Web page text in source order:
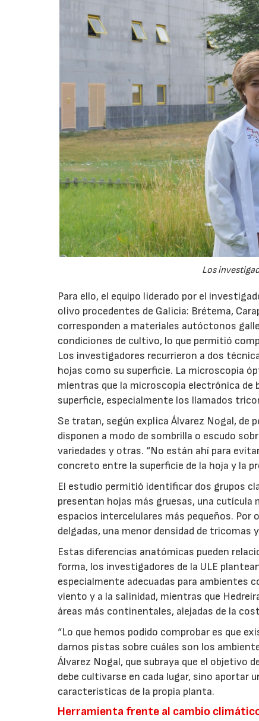
Los
Para ello, el equipo liderado por el
olivo procedentes de Galicia: Brétema,
corresponden a materiales autóctonos
condiciones de cultivo, lo que permitió
Los investigadores recurrieron a dos
hojas como su superficie. La microscopía
mientras que la microscopía electrónica de
superficie, especialmente los llamados
Se tratan, según explica Álvarez Nogal, de
disponen a modo de sombrilla o escudo
variedades y otras. “No están ahí para
concreto entre la superficie de la hoja y la
El estudio permitió identificar dos grupos
presentan hojas más gruesas, una cutícula
espacios intercelulares más pequeños. Por
delgadas, una menor densidad de
Estas diferencias anatómicas pueden
forma, los investigadores de la ULE
especialmente adecuadas para ambientes
viento y a la salinidad, mientras que
áreas más continentales, alejadas de la
“Lo que hemos podido comprobar es que
darnos pistas sobre cuáles son los
Álvarez Nogal, que subraya que el objetivo
debe cultivarse en cada lugar, sino aportar
características de la propia planta.
Herramienta frente al cambio